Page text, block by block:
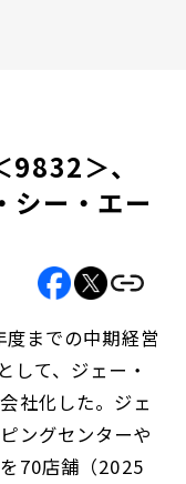
＞、
シー・エー
までの中期経営
して、ジェー・
社化した。ジェ
ングセンターや
70店舗（2025